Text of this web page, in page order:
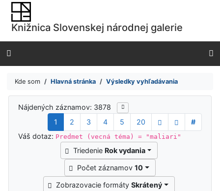
Prejsť na obsah
Prejsť na menu
Prehlásenie o webovej prístupnosti
Knižnica Slovenskej národnej galerie
Kde som Hlavná stránka Výsledky vyhľadávania
Výsledky vyhľadávania
Nájdených záznamov: 3878
1
2 3 4 5 20
#
Váš dotaz: Predmet (vecná téma) = "maliari"
Triedenie Rok vydania
Počet záznamov10
Zobrazovacie formátySkrátený